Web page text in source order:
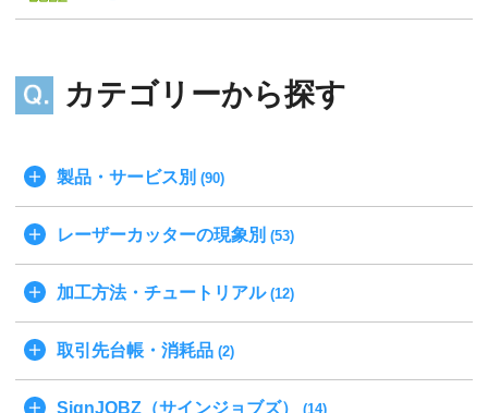
カテゴリーから探す
製品・サービス別 (90)
レーザーカッターの現象別 (53)
加工方法・チュートリアル(12)
取引先台帳・消耗品 (2)
SignJOBZ（サインジョブズ） (14)